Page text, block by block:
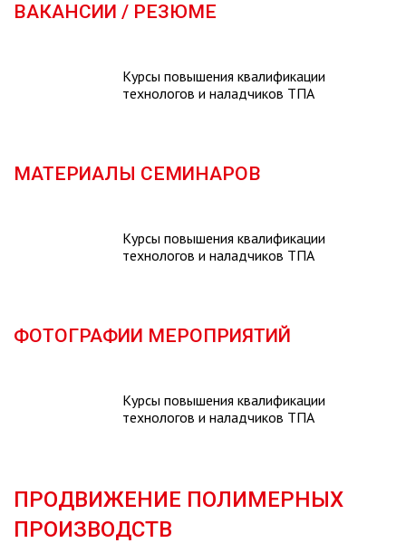
ВАКАНСИИ / РЕЗЮМЕ
Курсы повышения квалификации
технологов и наладчиков ТПА
МАТЕРИАЛЫ СЕМИНАРОВ
Курсы повышения квалификации
технологов и наладчиков ТПА
ФОТОГРАФИИ МЕРОПРИЯТИЙ
Курсы повышения квалификации
технологов и наладчиков ТПА
ПРОДВИЖЕНИЕ ПОЛИМЕРНЫХ
ПРОИЗВОДСТВ